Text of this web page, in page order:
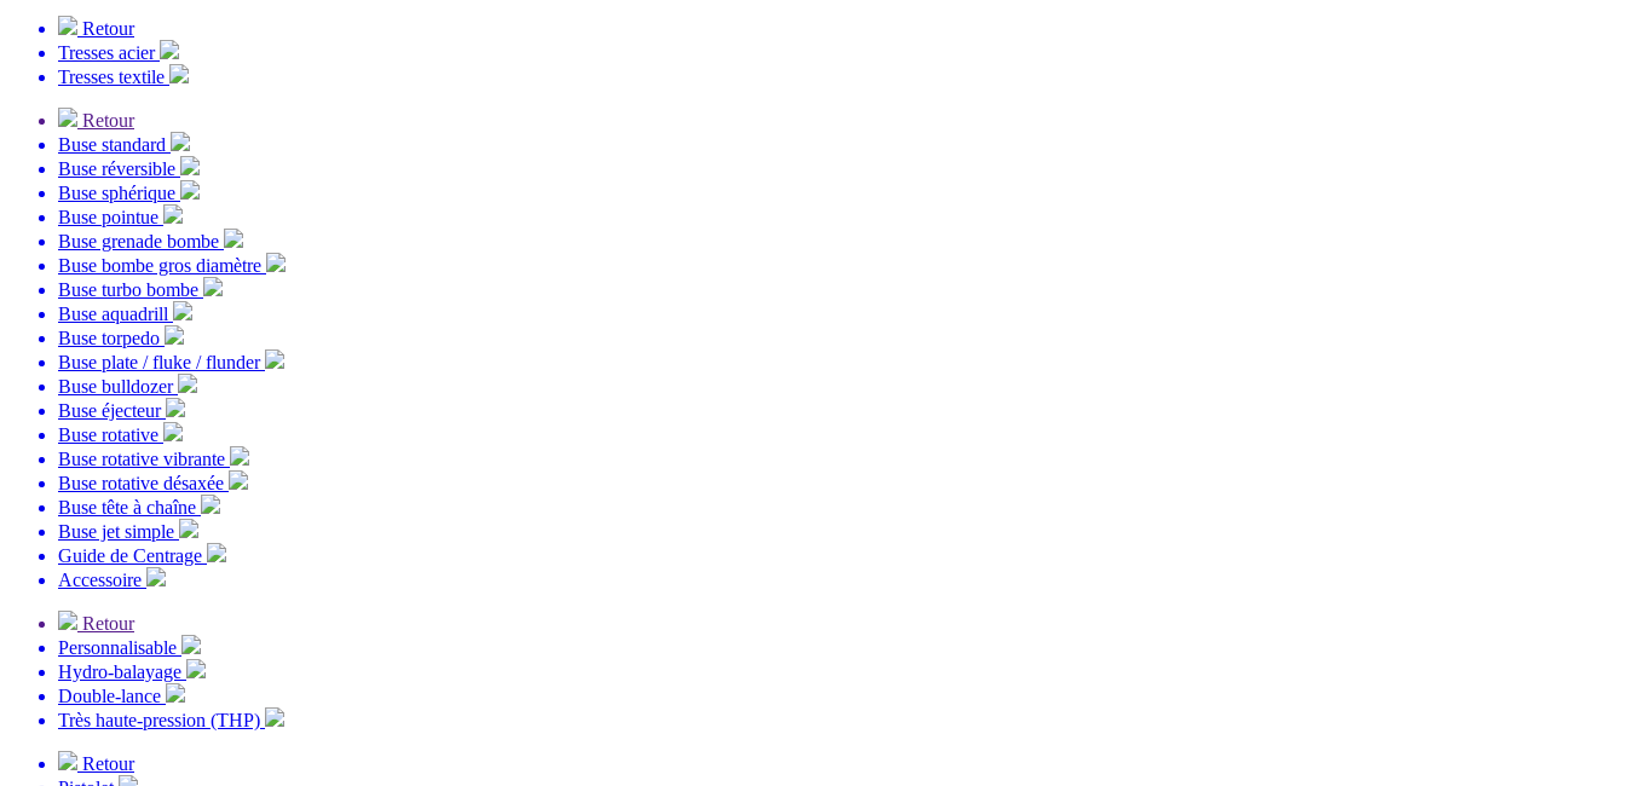
Retour
Tresses acier
Tresses textile
Retour
Buse standard
Buse réversible
Buse sphérique
Buse pointue
Buse grenade bombe
Buse bombe gros diamètre
Buse turbo bombe
Buse aquadrill
Buse torpedo
Buse plate / fluke / flunder
Buse bulldozer
Buse éjecteur
Buse rotative
Buse rotative vibrante
Buse rotative désaxée
Buse tête à chaîne
Buse jet simple
Guide de Centrage
Accessoire
Retour
Personnalisable
Hydro-balayage
Double-lance
Très haute-pression (THP)
Retour